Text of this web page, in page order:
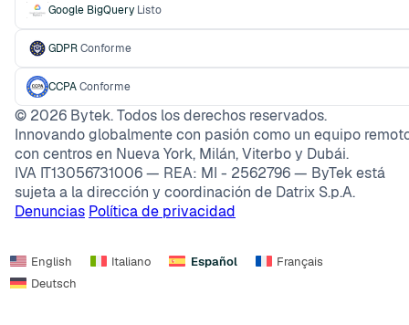
Google BigQuery Listo
GDPRConforme
CCPAConforme
© 2026 Bytek. Todos los derechos reservados.
Innovando globalmente con pasión como un equipo
con centros en Nueva York, Milán, Viterbo y Dubái.
IVA IT13056731006 — REA: MI - 2562796 — ByTek está
sujeta a la dirección y coordinación de Datrix S.p.A.
Denuncias Política de privacidad
English Italiano Español
Français
Deutsch